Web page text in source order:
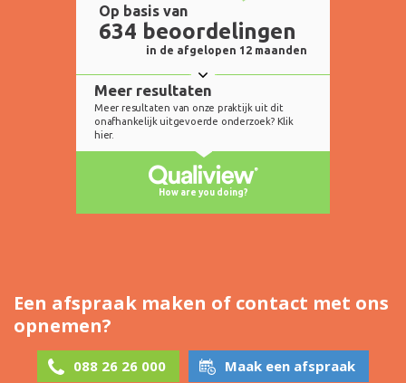
Een afspraak maken of contact met ons
opnemen?
088 26 26 000 Maak een afspraak